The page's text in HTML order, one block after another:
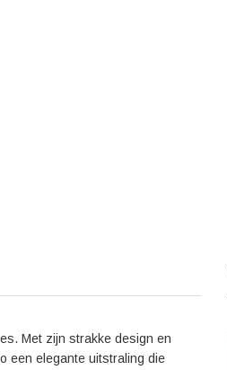
Met zijn strakke design en
een elegante uitstraling die